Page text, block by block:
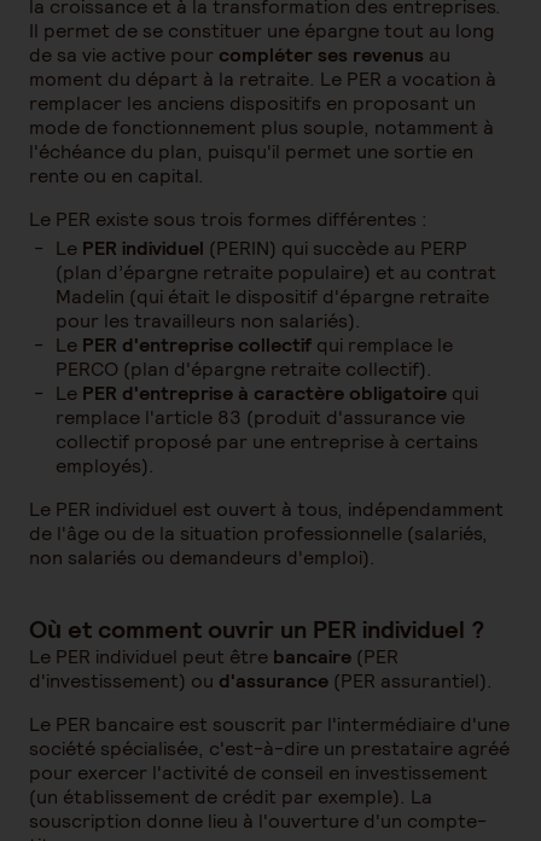
la croissance et à la transformation des entreprises.
Il permet de se constituer une épargne tout au long
de sa vie active pour compléter ses revenus au
moment du départ à la retraite. Le PER a vocation à
remplacer les anciens dispositifs en proposant un
mode de fonctionnement plus souple, notamment à
l'échéance du plan, puisqu'il permet une sortie en
rente ou en capital.
Le PER existe sous trois formes différentes :
Le PER individuel (PERIN) qui succède au PERP
(plan d’épargne retraite populaire) et au contrat
Madelin (qui était le dispositif d'épargne retraite
pour les travailleurs non salariés).
Le PER d'entreprise collectif qui remplace le
PERCO (plan d'épargne retraite collectif).
Le PER d'entreprise à caractère obligatoire qui
remplace l'article 83 (produit d'assurance vie
collectif proposé par une entreprise à certains
employés).
Le PER individuel est ouvert à tous, indépendamment
de l'âge ou de la situation professionnelle (salariés,
non salariés ou demandeurs d'emploi).
Où et comment ouvrir un PER individuel ?
Le PER individuel peut être bancaire (PER
d'investissement) ou d'assurance (PER assurantiel).
Le PER bancaire est souscrit par l'intermédiaire d'une
société spécialisée, c'est-à-dire un prestataire agréé
pour exercer l'activité de conseil en investissement
(un établissement de crédit par exemple). La
souscription donne lieu à l'ouverture d'un compte-